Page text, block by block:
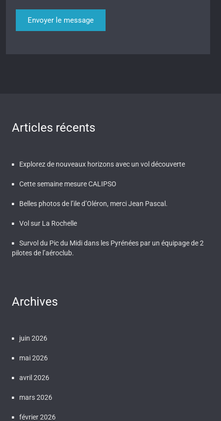
Articles récents
Explorez de nouveaux horizons avec un vol découverte
Cette semaine mesure CALIPSO
Belles photos de l’ile d’Oléron, merci Jean Pascal.
Vol sur La Rochelle
Survol du Pic du Midi dans les Pyrénées par un équipage de 2
pilotes de l’aéroclub.
Archives
juin 2026
mai 2026
avril 2026
mars 2026
février 2026